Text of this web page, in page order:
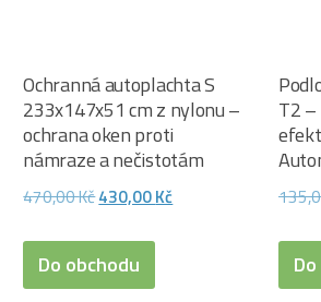
Ochranná autoplachta S
233x147x51 cm z nylonu –
ochrana oken proti
námraze a nečistotám
470,00KčPůvodní
byla:
470,00 Kč.
430,00KčAktuální
Do obchodu
T2